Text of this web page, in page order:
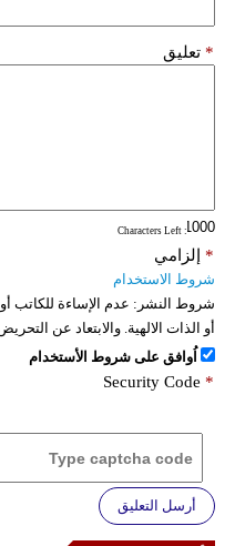
تعليق *
: Characters Left
إلزامي *
شروط الاستخدام
شروط النشر: عدم الإساءة للكاتب
أو الذات الالهية. والابتعاد عن
اُوافق على شروط الأستخدام
Security Code *
أرسل التعليق